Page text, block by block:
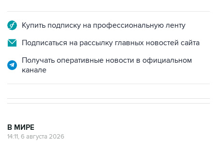
Купить подписку на профессиональную ленту
Подписаться на рассылку главных новостей сайта
Получать оперативные новости в официальном
канале
В МИРЕ
14:11, 6 августа 2026